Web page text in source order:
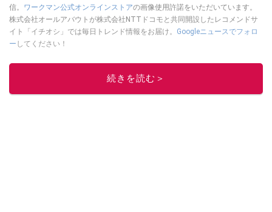
信。 ワークマン公式オンラインストアの画像使用許諾をいただいています。
株式会社オールアバウトが株式会社NTTドコモと共同開設したレコメンドサ
イト「イチオシ」では毎日トレンド情報をお届け。 Googleニュースでフォロ
ー してください！
このイチオシストの他の記事を読む
続きを読む＞